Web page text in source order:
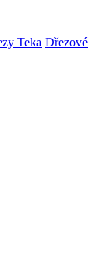
Teka Dřezové